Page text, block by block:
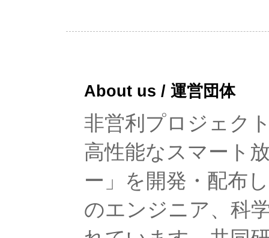
About us / 運営団体
非営利プロジェク
高性能なスマート
ー」を開発・配布
のエンジニア、科